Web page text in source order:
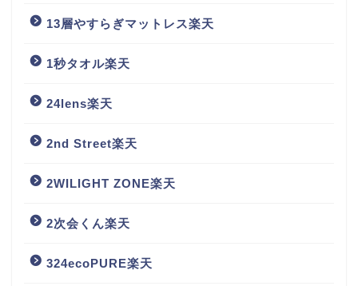
13層やすらぎマットレス楽天
1秒タオル楽天
24lens楽天
2nd Street楽天
2WILIGHT ZONE楽天
2次会くん楽天
324ecoPURE楽天